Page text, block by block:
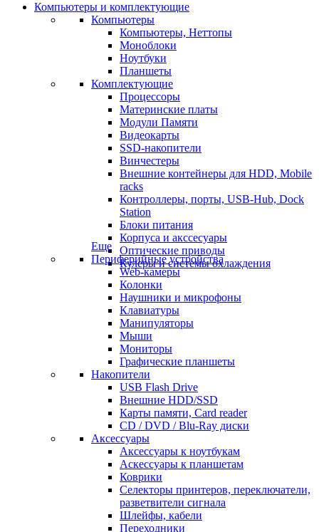
Компьютеры и комплектующие
Компьютеры
Компьютеры, Неттопы
Моноблоки
Ноутбуки
Планшеты
Комплектующие
Процессоры
Материнские платы
Модули Памяти
Видеокарты
SSD-накопители
Винчестеры
Внешние контейнеры для HDD, Mobile
racks
Контроллеры, порты, USB-Hub, Dock
Station
Блоки питания
Корпуса и акссесуары
Оптические приводы
Кулеры и системы охлаждения
Еще
Периферийные устройства
Web-камеры
Колонки
Наушники и микрофоны
Клавиатуры
Манипуляторы
Мыши
Мониторы
Графические планшеты
Накопители
USB Flash Drive
Внешние HDD/SSD
Карты памяти, Card reader
CD / DVD / Blu-Ray диски
Аксессуары
Аксессуары к ноутбукам
Аскессуары к планшетам
Коврики
Селекторы принтеров, переключатели,
разветвители сигнала
Шлейфы, кабели
Переходники